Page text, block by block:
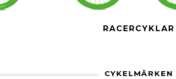
RACERCYKLAR
CYKELMÄRKEN